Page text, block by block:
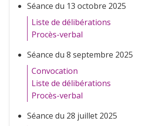
Séance du 13 octobre 2025
Liste de délibérations
Procès-verbal
Séance du 8 septembre 2025
Convocation
Liste de délibérations
Procès-verbal
Séance du 28 juillet 2025